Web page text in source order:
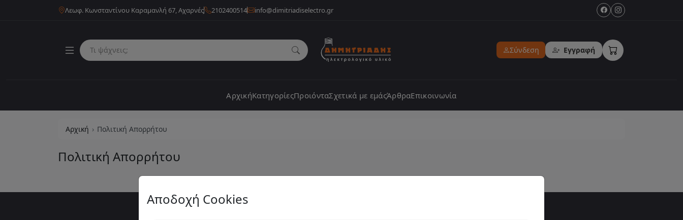
Λεωφ. Κωνσταντίνου Καραμανλή 67, Αχαρνές 2102400514 info@dimitriadiselectro.gr
Σύνδεση Εγγραφή
ΑρχικήΚατηγορίεςΠροιόνταΣχετικά με εμάςΆρθραΕπικοινωνία
Αρχική Πολιτική Απορρήτου
Πολιτική Απορρήτου
Αποδοχή Cookies